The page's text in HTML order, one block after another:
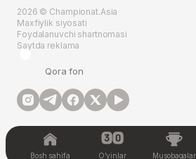
2026 © Championat.Asia
Maxfiylik siyosati
Foydalanuvchi shartnomasi
Saytda reklama
Qora fon
Bosh sahifa O'yinlar Musobaqalar